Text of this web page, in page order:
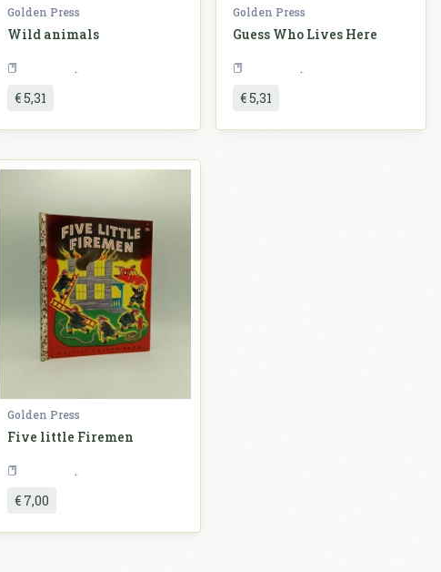
Golden Press
Wild animals
€ 5,31
Golden Press
Guess Who Lives Here
€ 5,31
Golden Press
Five little Firemen
€ 7,00